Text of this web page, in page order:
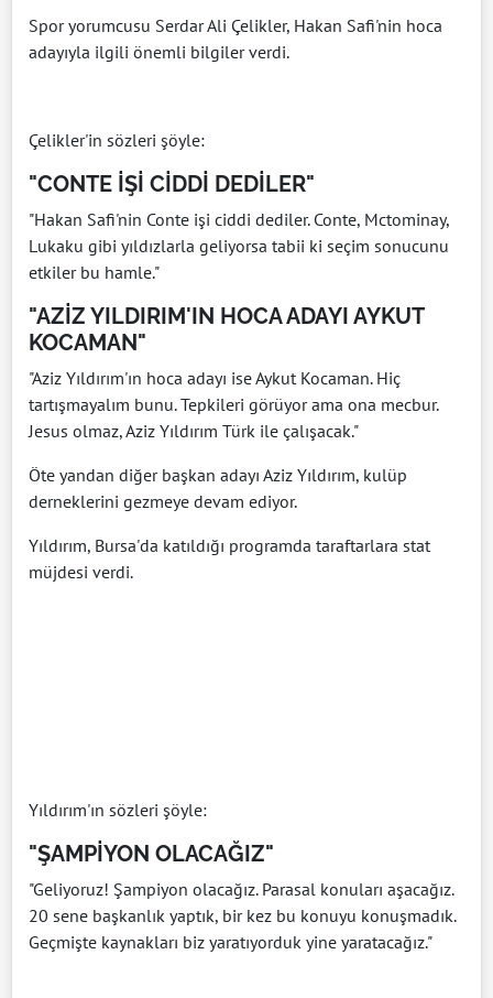
Spor yorumcusu Serdar Ali Çelikler, Hakan Safi'nin hoca
adayıyla ilgili önemli bilgiler verdi.
Çelikler'in sözleri şöyle:
"CONTE İŞİ CİDDİ DEDİLER"
"Hakan Safi'nin Conte işi ciddi dediler. Conte, Mctominay,
Lukaku gibi yıldızlarla geliyorsa tabii ki seçim sonucunu
etkiler bu hamle."
"AZİZ YILDIRIM'IN HOCA ADAYI AYKUT
KOCAMAN"
"Aziz Yıldırım'ın hoca adayı ise Aykut Kocaman. Hiç
tartışmayalım bunu. Tepkileri görüyor ama ona mecbur.
Jesus olmaz, Aziz Yıldırım Türk ile çalışacak."
Öte yandan diğer başkan adayı Aziz Yıldırım, kulüp
derneklerini gezmeye devam ediyor.
Yıldırım, Bursa'da katıldığı programda taraftarlara stat
müjdesi verdi.
Yıldırım'ın sözleri şöyle:
"ŞAMPİYON OLACAĞIZ"
"Geliyoruz! Şampiyon olacağız. Parasal konuları aşacağız.
20 sene başkanlık yaptık, bir kez bu konuyu konuşmadık.
Geçmişte kaynakları biz yaratıyorduk yine yaratacağız."